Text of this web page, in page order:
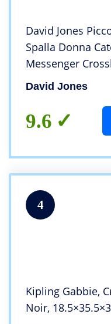
David Jones
Spalla Donna
Messenger
Sera Pochette
David Jones
9.6
4
Kipling Gabbie,
Noir,